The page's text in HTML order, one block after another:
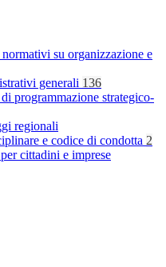
su organizzazione e
generali 136
programmazione strategico-
regionali
e codice di condotta 2
cittadini e imprese